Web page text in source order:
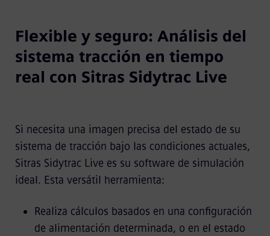
Flexible y seguro: Análisis del
sistema tracción en tiempo
real con Sitras Sidytrac Live
Si necesita una imagen precisa del estado de su
sistema de tracción bajo las condiciones actuales,
Sitras Sidytrac Live es su software de simulación
ideal. Esta versátil herramienta:
Realiza cálculos basados ​​en una configuración
de alimentación determinada, o en el estado